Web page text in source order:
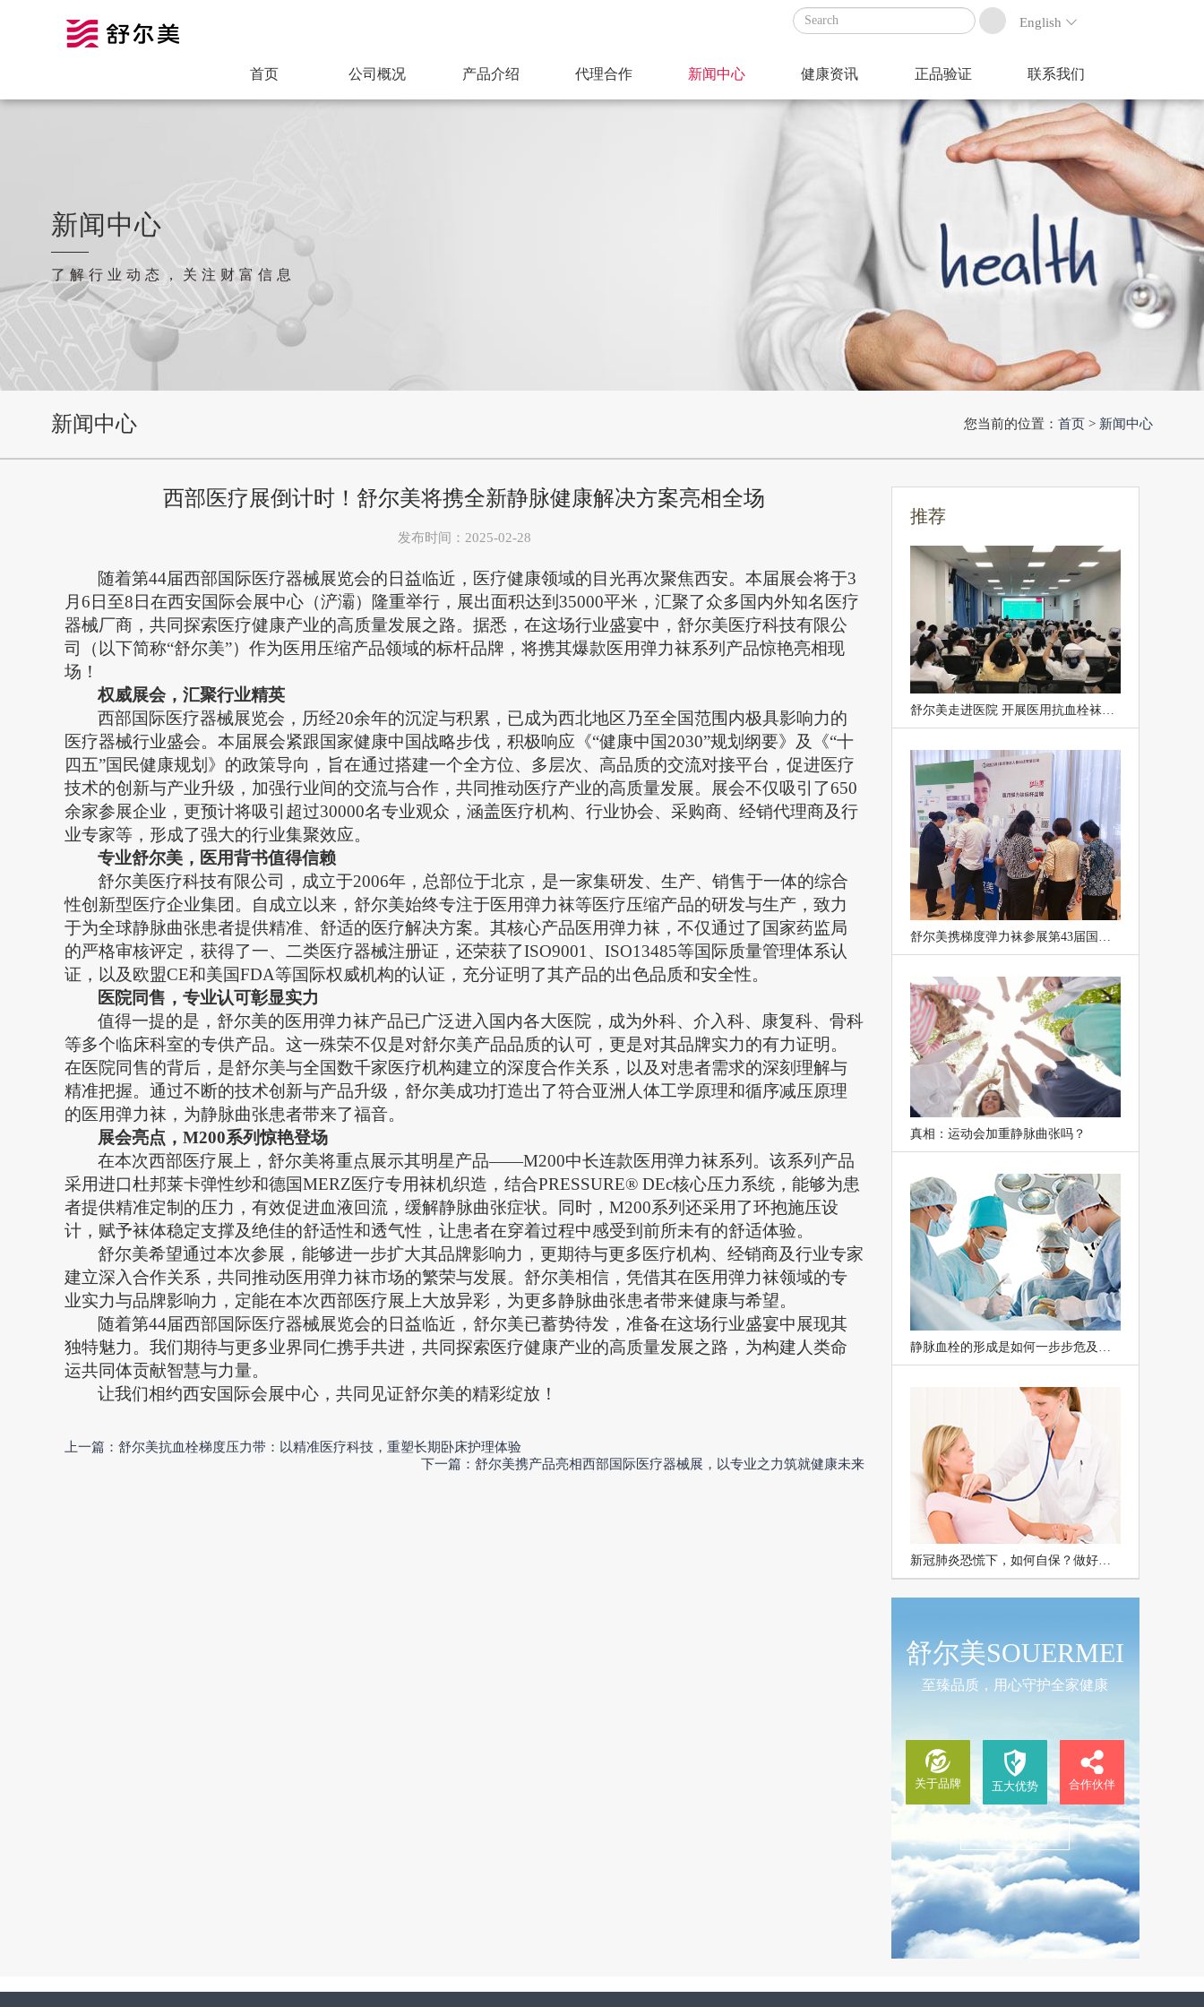
English
首页 公司概况 产品介绍 代理合作 新闻中心 健康资讯 正品验证 联系我们
新闻中心
了解行业动态，关注财富信息
新闻中心 您当前的位置： 首页 > 新闻中心
西部医疗展倒计时！舒尔美将携全新静脉健康解决方案亮相全场
发布时间：2025-02-28
随着第44届西部国际医疗器械展览会的日益临近，医疗健康领域的目光再次聚焦西安。本届展会将于3
月6日至8日在西安国际会展中心（浐灞）隆重举行，展出面积达到35000平米，汇聚了众多国内外知名医疗
器械厂商，共同探索医疗健康产业的高质量发展之路。 据悉， 在这场行业盛宴中，舒尔美医疗科技有限公
司（以下简称“舒尔美”）作为医用压缩产品领域的标杆品牌，将携其爆款 医用弹力袜系列 产品惊艳亮相现
场 ！
权威展会，汇聚行业精英
西部国际医疗器械展览会，历经20余年的沉淀与积累，已成为西北地区乃至全国范围内极具影响力的
医疗器械行业盛会。本届展会紧跟国家健康中国战略步伐，积极响应《“健康中国2030”规划纲要》及《“十
四五”国民健康规划》的政策导向，旨在通过搭建一个全方位、多层次、高品质的交流对接平台，促进医疗
技术的创新与产业升级，加强行业间的交流与合作，共同推动医疗产业的高质量发展。展会不仅吸引了650
余家参展企业，更预计将吸引超过30000名专业观众，涵盖医疗机构、行业协会、采购商、经销代理商及行
业专家等，形成了强大的行业集聚效应。
专业舒尔美，医用背书值得信赖
舒尔美医疗科技有限公司，成立于2006年，总部位于北京，是一家集研发、生产、销售于一体的综合
性创新型医疗企业集团。自成立以来，舒尔美始终专注于医用弹力袜等医疗压缩产品的研发与生产，致力
于为全球静脉曲张患者提供精准、舒适的医疗解决方案。其核心产品医用弹力袜，不仅通过了国家药监局
的严格审核评定，获得了一、 二类医疗器械注册证，还荣获了ISO9001、ISO13485等国际质量管理体系认
证，以及欧盟CE和美国FDA等国际权威机构的认证，充分证明了其产品的出色品质和安全性。
医院同售，专业认可彰显实力
值得一提的是，舒尔美的医用弹力袜产品已广泛进入国内各大医院，成为外科、介入科、康复科、骨科
等多个临床科室的专供产品。这一殊荣不仅是对舒尔美产品品质的认可，更是对其品牌实力的有力证明。
在医院同售的背后，是舒尔美与全国数千家医疗机构建立的深度合作关系，以及对患者需求的深刻理解与
精准把握。通过不断的技术创新与产品升级，舒尔美成功打造出了符合亚洲人体工学原理和循序减压原理
的医用弹力袜，为静脉曲张患者带来了福音。
展会亮点， M200系列惊艳登场
在本次西部医疗展上，舒尔美将重点展示其明星产品——M200中长连款医用弹力袜系列。该系列产品
采用进口杜邦莱卡弹性纱和德国MERZ医疗专用袜机织造，结合PRESSURE® DEc核心压力系统，能够为患
者提供精准定制的压力，有效促进血液回流，缓解静脉曲张症状。同时，M200系列还采用了环抱施压设
计，赋予袜体稳定支撑及绝佳的舒适性和透气性，让患者在穿着过程中感受到前所未有的舒适体验。
舒尔美希望通过本次参展，能够进一步扩大其品牌影响力，更期待与更多医疗机构、经销商及行业专家
建立深入合作关系，共同推动医用弹力袜市场的繁荣与发展。舒尔美相信，凭借其在医用弹力袜领域的专
业实力与品牌影响力，定能在本次西部医疗展上大放异彩，为更多静脉曲张患者带来健康与希望。
随着第44届西部国际医疗器械展览会的日益临近，舒尔美已蓄势待发，准备在这场行业盛宴中展现其
独特魅力。我们期待与更多业界同仁携手共进，共同探索医疗健康产业的高质量发展之路，为构建人类命
运共同体贡献智慧与力量。
让我们相约西安国际会展中心，共同见证舒尔美的精彩绽放！
上一篇：舒尔美抗血栓梯度压力带：以精准医疗科技，重塑长期卧床护理体验
下一篇：舒尔美携产品亮相西部国际医疗器械展，以专业之力筑就健康未来
推荐
舒尔美走进医院 开展医用抗血栓袜预防静脉血栓专题讲座
真相：运动会加重静脉曲张吗？
静脉血栓的形成是如何一步步危及人生命的？
新冠肺炎恐慌下，如何自保？做好这几点居家、工作两不误
舒尔美SOUERMEI
至臻品质，用心守护全家健康
关于品牌 五大优势 合作伙伴